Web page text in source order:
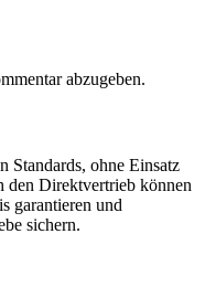
abzugeben.
Standards, ohne Einsatz
den Direktvertrieb können
garantieren und
sichern.